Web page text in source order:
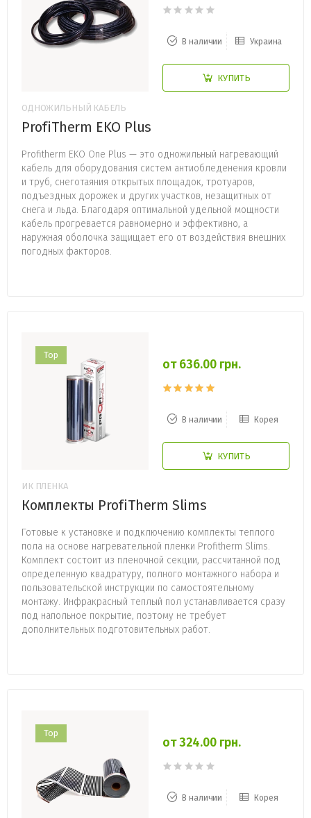
В наличии Украина
КУПИТЬ
ОДНОЖИЛЬНЫЙ КАБЕЛЬ
ProfiTherm EKO Plus
Profitherm EKO One Plus — это одножильный нагревающий
кабель для оборудования систем антиобледенения кровли
и труб, снеготаяния открытых площадок, тротуаров,
подъездных дорожек и других участков, незащитных от
снега и льда. Благодаря оптимальной удельной мощности
кабель прогревается равномерно и эффективно, а
наружная оболочка защищает его от воздействия внешних
погодных факторов.
Top
от 636.00 грн.
В наличии Корея
КУПИТЬ
ИК ПЛЕНКА
Комплекты ProfiTherm Slims
Готовые к установке и подключению комплекты теплого
пола на основе нагревательной пленки Profitherm Slims.
Комплект состоит из пленочной секции, рассчитанной под
определенную квадратуру, полного монтажного набора и
пользовательской инструкции по самостоятельному
монтажу. Инфракрасный теплый пол устанавливается сразу
под напольное покрытие, поэтому не требует
дополнительных подготовительных работ.
Top
от 324.00 грн.
В наличии Корея